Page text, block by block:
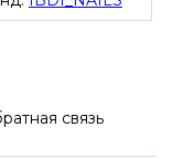
связь